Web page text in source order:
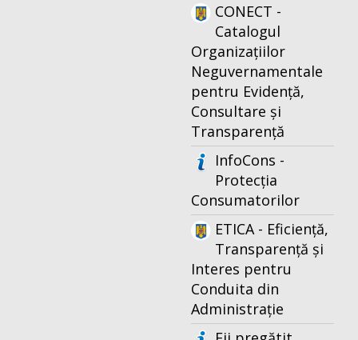
CONECT -
Catalogul
Organizațiilor
Neguvernamentale
pentru Evidență,
Consultare și
Transparență
InfoCons -
Protecția
Consumatorilor
ETICA - Eficiență,
Transparență și
Interes pentru
Conduita din
Administrație